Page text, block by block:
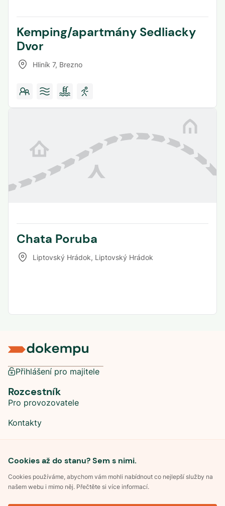
Kemping/apartmány Sedliacky
Dvor
Hliník 7, Brezno
Chata Poruba
Liptovský Hrádok, Liptovský Hrádok
Cookies až do stanu? Sem s nimi.
Cookies používáme, abychom vám mohli nabídnout co nejlepší služby na
našem webu i mimo něj. Přečtěte si více informací.
Přihlášení pro majitele
Rozcestník
Pro provozovatele
Kontakty